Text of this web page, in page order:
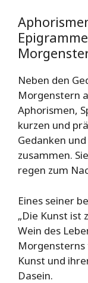
Neben den
Morgenstern
Aphorismen,
kurzen und
Gedanken
zusammen.
regen zum
Eines seiner
„Die Kunst ist
Wein des
Morgensterns
Kunst und
Dasein.